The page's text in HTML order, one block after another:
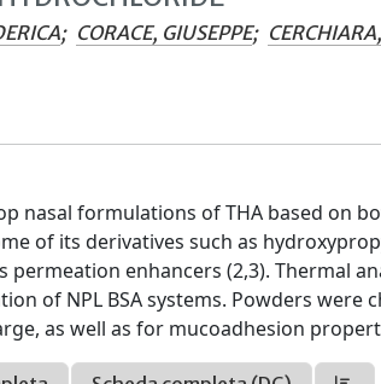
; CORACE, GIUSEPPE;
nasal formulations of THA based on
of its derivatives such as
permeation enhancers (2,3). Thermal
of NPL BSA systems. Powders
as well as for mucoadhesion